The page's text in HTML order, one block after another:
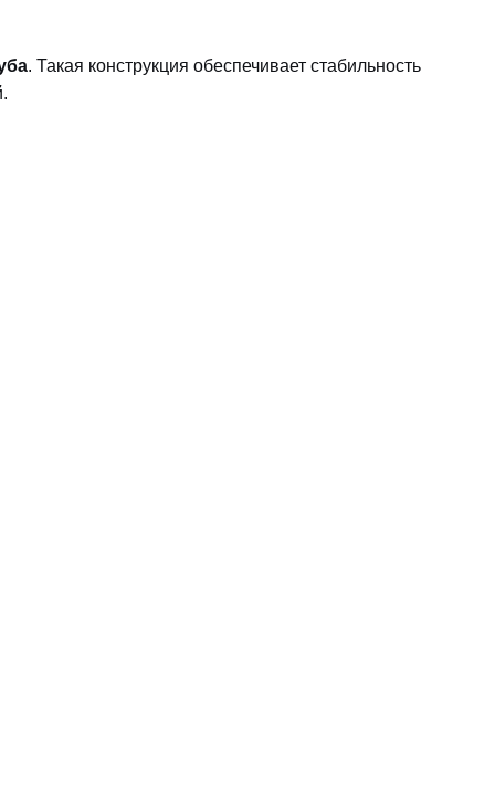
. Такая конструкция обеспечивает стабильность